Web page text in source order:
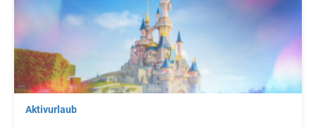
Aktivurlaub